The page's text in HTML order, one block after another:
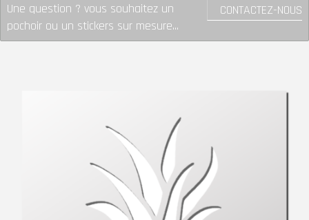
CONTACTEZ-NOUS
Une question ? vous souhaitez un
pochoir ou un stickers sur mesure...